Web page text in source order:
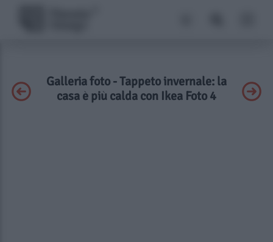
Galleria foto - Tappeto invernale: la
casa è più calda con Ikea Foto 4